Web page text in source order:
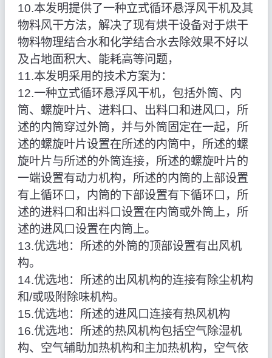
10.本发明提供了一种立式循环悬浮风干机及其
物料风干方法，解决了现有烘干设备对于烘干
物料物理结合水和化学结合水去除效果不好以
及占地面积大、能耗高等问题，
11.本发明采用的技术方案为：
12.一种立式循环悬浮风干机，包括外筒、内
筒、螺旋叶片、进料口、出料口和进风口，所
述的内筒穿过外筒，并与外筒固定在一起，所
述的螺旋叶片设置在所述的内筒中，所述的螺
旋叶片与所述的外筒连接，所述的螺旋叶片的
一端设置有动力机构，所述的内筒的上部设置
有上循环口，内筒的下部设置有下循环口，所
述的进料口和出料口设置在内筒或外筒上，所
述的进风口设置在内筒上。
13.优选地：所述的外筒的顶部设置有出风机
构。
14.优选地：所述的出风机构的连接有除尘机构
和/或吸附除味机构。
15.优选地：所述的进风口连接有热风机构
16.优选地：所述的热风机构包括空气除湿机
构、空气辅助加热机构和主加热机构，空气依